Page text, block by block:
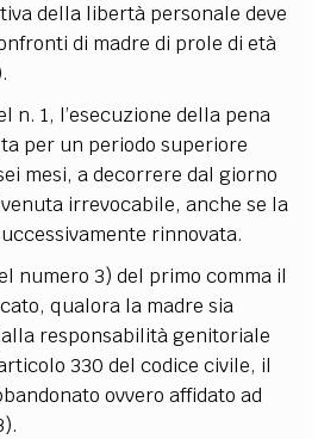
della libertà personale deve
di madre di prole di età
.
n. 1, l’esecuzione della pena
per un periodo superiore
mesi, a decorrere dal giorno
irrevocabile, anche se la
rinnovata.
numero 3) del primo comma il
qualora la madre sia
responsabilità genitoriale
330 del codice civile, il
ovvero affidato ad
.